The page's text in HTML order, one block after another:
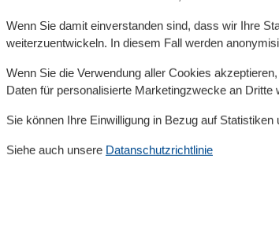
Strand Timmendorfer Strand
Wenn Sie damit einverstanden sind, dass wir Ihre
weiterzuentwickeln. In diesem Fall werden
Wenn Sie die Verwendung aller Cookies
Daten für personalisierte Marketingzwecke an Dritte
Sie können Ihre Einwilligung in Bezug auf
Siehe auch unsere Datanschutzrichtlinie